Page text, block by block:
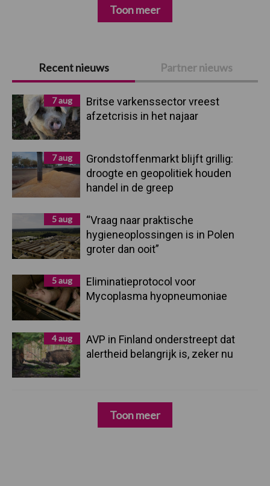
Primaire
Sidebar
Recent nieuws Partner nieuws
7 aug
Britse varkenssector vreest
afzetcrisis in het najaar
7 aug
Grondstoffenmarkt blijft grillig:
droogte en geopolitiek houden
handel in de greep
5 aug
“Vraag naar praktische
hygieneoplossingen is in Polen
groter dan ooit”
5 aug
Eliminatieprotocol voor
Mycoplasma hyopneumoniae
4 aug
AVP in Finland onderstreept dat
alertheid belangrijk is, zeker nu
Toon meer
Toon meer